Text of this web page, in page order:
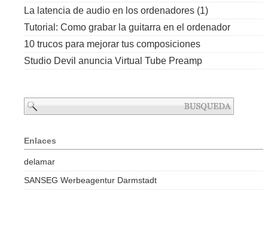
La latencia de audio en los ordenadores (1)
Tutorial: Como grabar la guitarra en el ordenador
10 trucos para mejorar tus composiciones
Studio Devil anuncia Virtual Tube Preamp
Enlaces
delamar
SANSEG Werbeagentur Darmstadt